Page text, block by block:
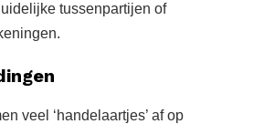
tussenpartijen of
veel ‘handelaartjes’ af op